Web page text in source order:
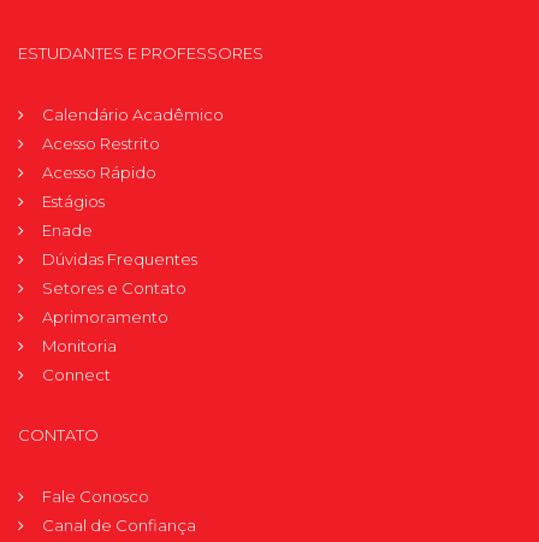
ESTUDANTES E PROFESSORES
Calendário Acadêmico
Acesso Restrito
Acesso Rápido
Estágios
Enade
Dúvidas Frequentes
Setores e Contato
Aprimoramento
Monitoria
Connect
CONTATO
Fale Conosco
Canal de Confiança